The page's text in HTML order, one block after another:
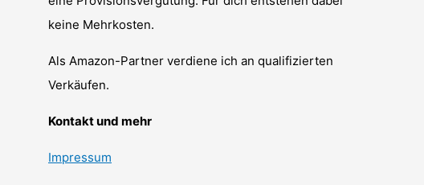
keine Mehrkosten.
Als Amazon-Partner verdiene ich an qualifizierten
Verkäufen.
Kontakt und mehr
Impressum